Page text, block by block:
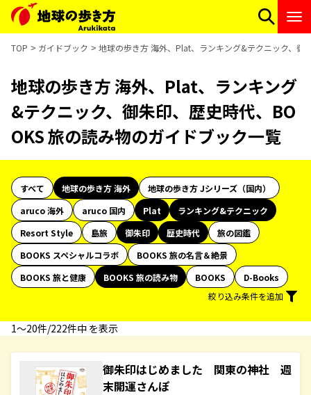
TOP ガイドブック 地球の歩き方 海外、Plat、ランキング&テクニック、御
地球の歩き方 海外、Plat、ランキング
&テクニック、御朱印、歴史時代、BO
OKS 旅の読み物のガイドブック一覧
すべて 地球の歩き方 海外
地球の歩き方 Jシリーズ（国内）
aruco 海外
aruco 国内 Plat
ランキング&テクニック
Resort Style
島旅 御朱印 歴史時代
旅の図鑑
BOOKS スペシャルコラボ
BOOKS 旅の名言＆絶景
BOOKS 旅と健康
BOOKS 旅の読み物 BOOKS
D-Books
絞り込み条件を追加
1〜20件/222件中 を表示
御朱印はじめました 関東の神社 週
末開運さんぽ